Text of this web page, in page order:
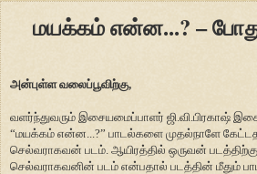
மயக்கம் என்ன...? –
அன்புள்ள வலைப்பூவிற்கு,
வளர்ந்துவரும் இசையமைப்பாளர் ஜி.வி.பிரகாஷ்
“மயக்கம் என்ன...?” பாடல்களை முதல்நாளே
செல்வராகவன் படம். ஆயிரத்தில் ஒருவன் படத்திற்கு
செல்வராகவனின் படம் என்பதால் படத்தின் மீதும்